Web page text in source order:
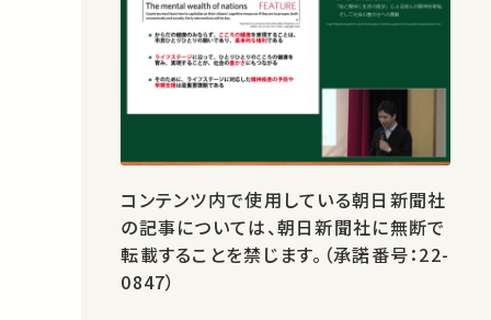
コンテンツ内で使用している朝日新聞社
の記事については、朝日新聞社に無断で
転載することを禁じます。（承諾番号：22-
0847）